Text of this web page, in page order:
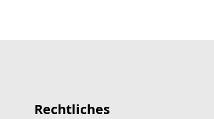
Rechtliches